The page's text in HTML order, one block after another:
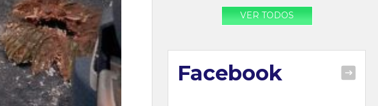
VER TODOS
Facebook